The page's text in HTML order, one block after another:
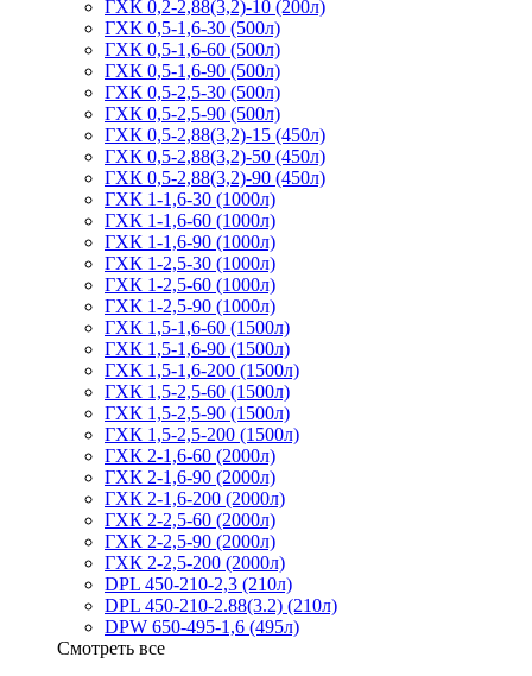
ГХК 0,2-2,88(3,2)-10 (200л)
ГХК 0,5-1,6-30 (500л)
ГХК 0,5-1,6-60 (500л)
ГХК 0,5-1,6-90 (500л)
ГХК 0,5-2,5-30 (500л)
ГХК 0,5-2,5-90 (500л)
ГХК 0,5-2,88(3,2)-15 (450л)
ГХК 0,5-2,88(3,2)-50 (450л)
ГХК 0,5-2,88(3,2)-90 (450л)
ГХК 1-1,6-30 (1000л)
ГХК 1-1,6-60 (1000л)
ГХК 1-1,6-90 (1000л)
ГХК 1-2,5-30 (1000л)
ГХК 1-2,5-60 (1000л)
ГХК 1-2,5-90 (1000л)
ГХК 1,5-1,6-60 (1500л)
ГХК 1,5-1,6-90 (1500л)
ГХК 1,5-1,6-200 (1500л)
ГХК 1,5-2,5-60 (1500л)
ГХК 1,5-2,5-90 (1500л)
ГХК 1,5-2,5-200 (1500л)
ГХК 2-1,6-60 (2000л)
ГХК 2-1,6-90 (2000л)
ГХК 2-1,6-200 (2000л)
ГХК 2-2,5-60 (2000л)
ГХК 2-2,5-90 (2000л)
ГХК 2-2,5-200 (2000л)
DPL 450-210-2,3 (210л)
DPL 450-210-2.88(3.2) (210л)
DPW 650-495-1,6 (495л)
Смотреть все